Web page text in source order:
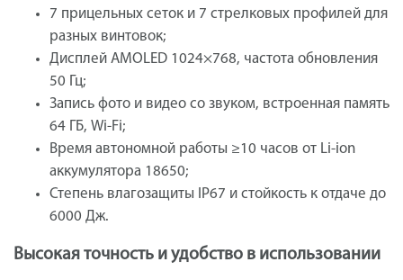
7 прицельных сеток и 7 стрелковых профилей для
разных винтовок;
Дисплей AMOLED 1024×768, частота обновления
50 Гц;
Запись фото и видео со звуком, встроенная память
64 ГБ, Wi-Fi;
Время автономной работы ≥10 часов от Li-ion
аккумулятора 18650;
Степень влагозащиты IP67 и стойкость к отдаче до
6000 Дж.
Высокая точность и удобство в использовании